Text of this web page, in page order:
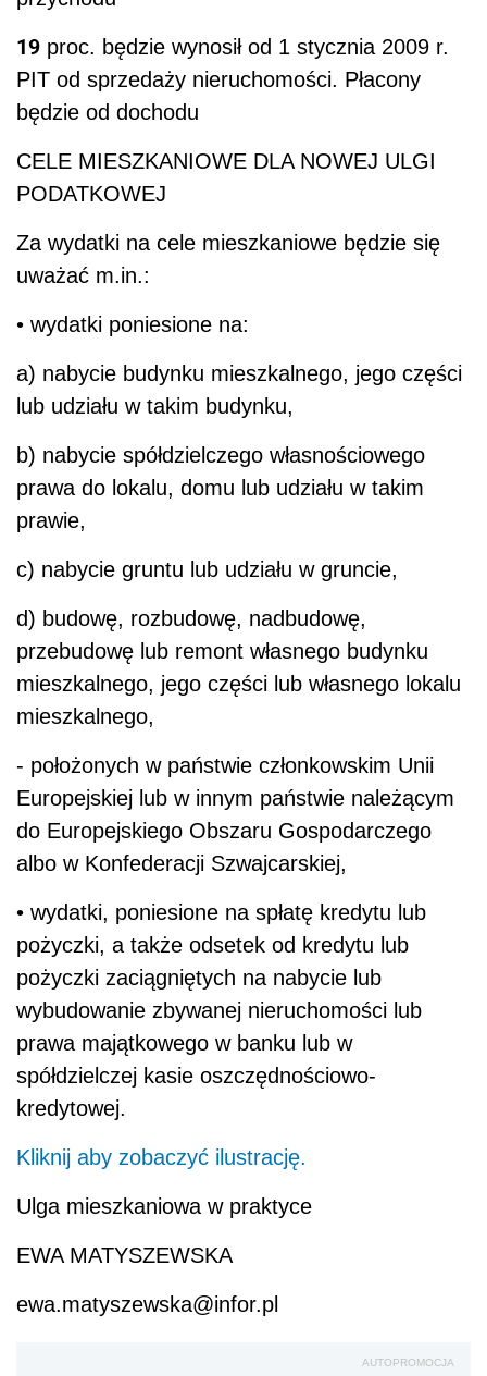
19 proc. będzie wynosił od 1 stycznia 2009 r.
PIT od sprzedaży nieruchomości. Płacony
będzie od dochodu
CELE MIESZKANIOWE DLA NOWEJ ULGI
PODATKOWEJ
Za wydatki na cele mieszkaniowe będzie się
uważać m.in.:
• wydatki poniesione na:
a) nabycie budynku mieszkalnego, jego części
lub udziału w takim budynku,
b) nabycie spółdzielczego własnościowego
prawa do lokalu, domu lub udziału w takim
prawie,
c) nabycie gruntu lub udziału w gruncie,
d) budowę, rozbudowę, nadbudowę,
przebudowę lub remont własnego budynku
mieszkalnego, jego części lub własnego lokalu
mieszkalnego,
- położonych w państwie członkowskim Unii
Europejskiej lub w innym państwie należącym
do Europejskiego Obszaru Gospodarczego
albo w Konfederacji Szwajcarskiej,
• wydatki, poniesione na spłatę kredytu lub
pożyczki, a także odsetek od kredytu lub
pożyczki zaciągniętych na nabycie lub
wybudowanie zbywanej nieruchomości lub
prawa majątkowego w banku lub w
spółdzielczej kasie oszczędnościowo-
kredytowej.
Kliknij aby zobaczyć ilustrację.
Ulga mieszkaniowa w praktyce
EWA MATYSZEWSKA
ewa.matyszewska@infor.pl
AUTOPROMOCJA